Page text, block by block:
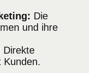
Die
und ihre
Direkte
Kunden.